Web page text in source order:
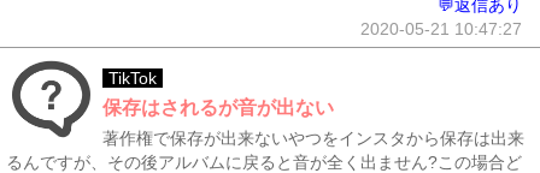
💬返信あり
2020-05-21 10:47:27
TikTok
保存はされるが音が出ない
著作権で保存が出来ないやつをインスタから保存は出来
るんですが、その後アルバムに戻ると音が全く出ません?この場合ど